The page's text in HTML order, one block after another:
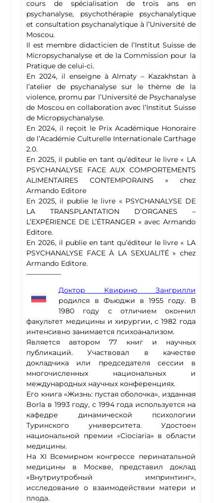
cours de spécialisation de trois ans en
psychanalyse, psychothérapie psychanalytique
et consultation psychanalytique à l’Université de
Moscou.
Il est membre didacticien de l’Institut Suisse de
Micropsychanalyse et de la Commission pour la
Pratique de celui-ci.
En 2024, il enseigne à Almaty – Kazakhstan à
l’atelier de psychanalyse sur le thème de la
violence, promu par l’Université de Psychanalyse
de Moscou en collaboration avec l’Institut Suisse
de Micropsychanalyse.
En 2024, il reçoit le Prix Académique Honoraire
de l’Académie Culturelle Internationale Carthage
2.0.
En 2025, il publie en tant qu’éditeur le livre « LA
PSYCHANALYSE FACE AUX COMPORTEMENTS
ALIMENTAIRES CONTEMPORAINS » chez
Armando Editore
En 2025, il publie le livre « PSYCHANALYSE DE
LA TRANSPLANTATION D’ORGANES –
L’EXPÉRIENCE DE L’ÉTRANGER » avec Armando
Editore.
En 2026, il publie en tant qu’éditeur le livre « LA
PSYCHANALYSE FACE À LA SEXUALITÉ » chez
Armando Editore.
—————
Доктор Квирино Зангрилли
родился в Фьюджи в 1955 году. В
1980 году с отличием окончил
факультет медицины и хирургии, с 1982 года
интенсивно занимается психоанализом.
Является автором 77 книг и научных
публикаций. Участвовал в качестве
докладчика или председателя сессии в
многочисленных национальных и
международных научных конференциях.
Его книга «Жизнь: пустая оболочка», изданная
Borla в 1993 году, с 1994 года используется на
кафедре динамической психологии
Туринского университета. Удостоен
национальной премии «Ciociaria» в области
медицины.
На XI Всемирном конгрессе перинатальной
медицины в Москве, представил доклад
«Внутриутробный импринтинг»,
исследование о взаимодействии матери и
плода.